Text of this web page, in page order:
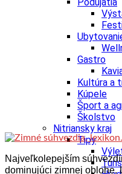
Gastro
Kultúra a
Kúpele
Šport a
Školstvo
Nitriansky kraj
Tipy
Najveľkolepejším
dominujúci zimnej oblohe.